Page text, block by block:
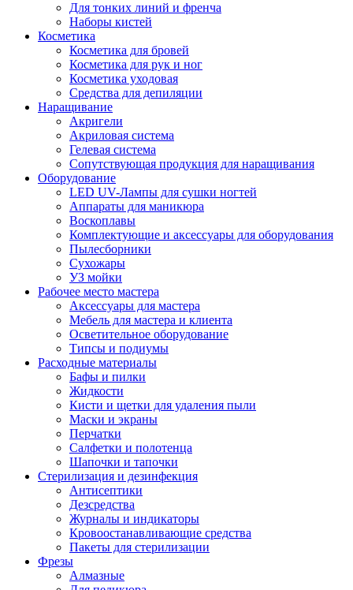
Для тонких линий и френча
Наборы кистей
Косметика
Косметика для бровей
Косметика для рук и ног
Косметика уходовая
Средства для депиляции
Наращивание
Акригели
Акриловая система
Гелевая система
Сопутствующая продукция для наращивания
Оборудование
LED UV-Лампы для сушки ногтей
Аппараты для маникюра
Воскоплавы
Комплектующие и аксессуары для оборудования
Пылесборники
Сухожары
УЗ мойки
Рабочее место мастера
Аксессуары для мастера
Мебель для мастера и клиента
Осветительное оборудование
Типсы и подиумы
Расходные материалы
Бафы и пилки
Жидкости
Кисти и щетки для удаления пыли
Маски и экраны
Перчатки
Салфетки и полотенца
Шапочки и тапочки
Стерилизация и дезинфекция
Антисептики
Дезсредства
Журналы и индикаторы
Кровоостанавливающие средства
Пакеты для стерилизации
Фрезы
Алмазные